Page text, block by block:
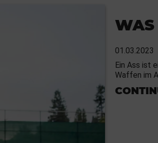
WAS
01.03.2023
Ein Ass ist
Waffen im